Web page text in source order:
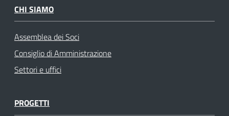
CHI SIAMO
Assemblea dei Soci
Consiglio di Amministrazione
Settori e uffici
PROGETTI